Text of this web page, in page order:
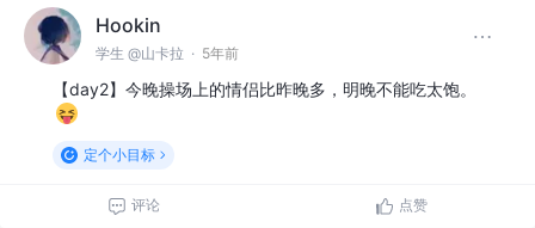
Hookin
学生 @山卡拉 · 5年前
【day2】今晚操场上的情侣比昨晚多，明晚不能吃太饱。
定个小目标
评论 点赞